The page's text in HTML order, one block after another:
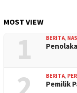
MOST VIEW
1 BERITA,
BERITA,
Pemilik